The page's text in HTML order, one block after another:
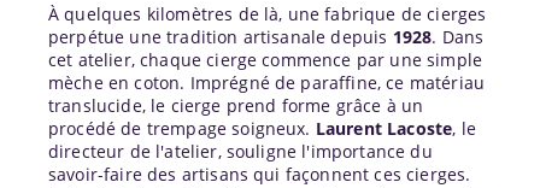
À quelques kilomètres de là, une fabrique de cierges
perpétue une tradition artisanale depuis 1928. Dans
cet atelier, chaque cierge commence par une simple
mèche en coton. Imprégné de paraffine, ce matériau
translucide, le cierge prend forme grâce à un
procédé de trempage soigneux. Laurent Lacoste, le
directeur de l'atelier, souligne l'importance du
savoir-faire des artisans qui façonnent ces cierges.